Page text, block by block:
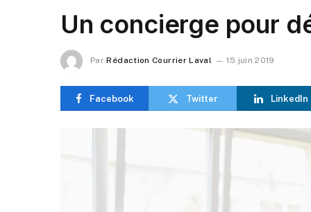
Un concierge pour
Par Rédaction Courrier Laval 15 juin 2019
Facebook Twitter LinkedIn